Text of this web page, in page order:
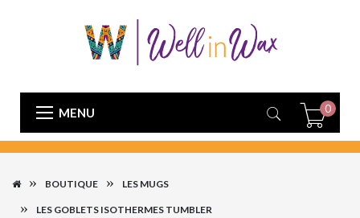
MENU 0
BOUTIQUE LES MUGS
LES GOBLETS ISOTHERMES TUMBLER